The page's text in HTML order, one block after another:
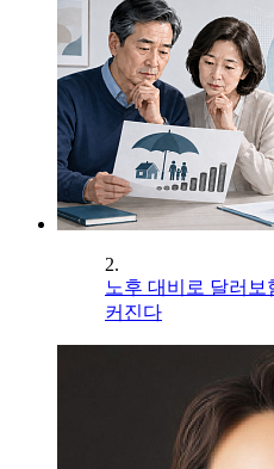
2.
노후 대비로 달러보
커진다